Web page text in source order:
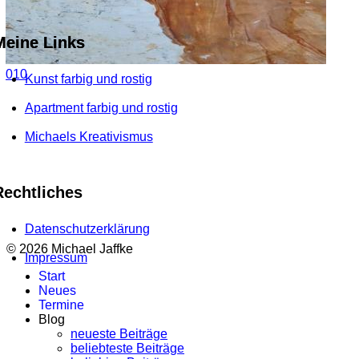
010
Links
Kunst farbig und rostig
Apartment farbig und rostig
Michaels Kreativismus
Datenschutzerklärung
Impressum
© 2026 Michael Jaffke
Start
Neues
Termine
Blog
neueste Beiträge
beliebteste Beiträge